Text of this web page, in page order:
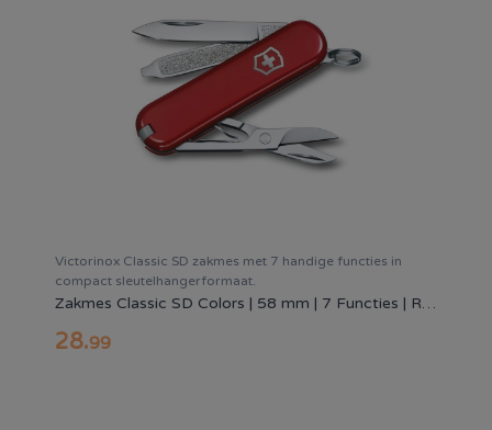
Victorinox Classic SD zakmes met 7 handige functies in
compact sleutelhangerformaat.
Zakmes Classic SD Colors | 58 mm | 7 Functies | Rood
28.99